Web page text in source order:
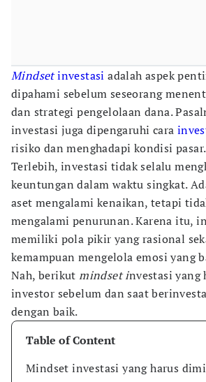
Mindset investasi adalah aspek
dipahami sebelum seseorang
dan strategi pengelolaan dana.
investasi juga dipengaruhi cara
risiko dan menghadapi kondisi pasar.
Terlebih, investasi tidak selalu
keuntungan dalam waktu singkat.
aset mengalami kenaikan, tetapi
mengalami penurunan. Karena itu,
memiliki pola pikir yang rasional
kemampuan mengelola emosi yang
Nah, berikutmindset investasi
investor sebelum dan saat
dengan baik.
Table of Content
Mindset investasi yang harus